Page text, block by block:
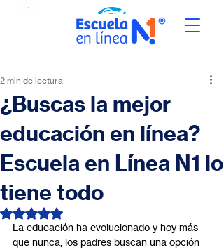
¿Buscas la mejor
educación en línea?
Escuela en Línea N1 lo
tiene todo
2 min de lectura
Obtuvo NaN de 5 estrellas.
La educación ha evolucionado y hoy más
que nunca, los padres buscan una opción